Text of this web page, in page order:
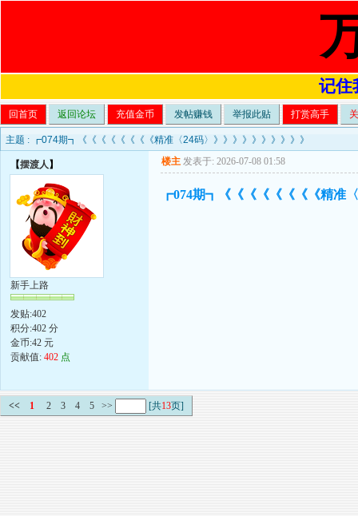
记住
回首页 返回论坛 充值金币 发帖赚钱 举报此贴 打赏高手
主题 : ┏074期┓《《《《《《《《精准〈24码〉》》》》》》》》》》
【摆渡人 】
新手上路
发贴:402
积分:402 分
金币:42 元
贡献值: 402 点
楼主 发表于: 2026-07-08 01:58
┏074期┓《《《《《《《《精准
<< 1 2 3 4 5 >> [共13页]